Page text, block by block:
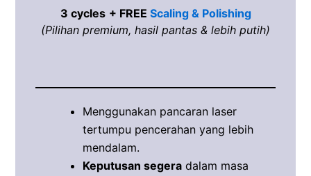
3 cycles + FREE Scaling & Polishing
(Pilihan premium, hasil pantas & lebih putih)
Menggunakan pancaran laser
tertumpu pencerahan yang lebih
mendalam.
Keputusan segera dalam masa